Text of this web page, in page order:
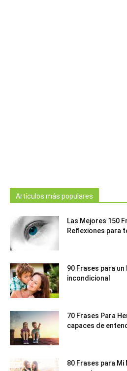
Artículos más populares
Las Mejores 150
Reflexiones para
90 Frases para un
incondicional
70 Frases Para
capaces de
80 Frases para Mi